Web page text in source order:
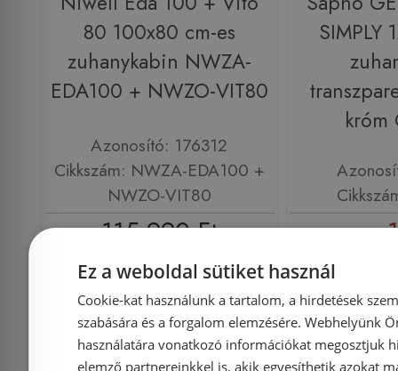
80 100x80 cm-es
zuhanykabin NWZA-
EDA100 + NWZO-VIT80
Azonosító: 176312
Cikkszám: NWZA-EDA100 +
NWZO-VIT80
115 990 Ft
Kosárba
SIMPLY
króm
185 000 Ft
-10%
Rendelésre Rendelésre
Ez a weboldal sütiket használ
Cookie-kat használunk a tartalom, a hirdetések
szabására és a forgalom elemzésére. Webhelyünk
használatára vonatkozó információkat megosztjuk
elemző partnereinkkel is, akik egyesíthetik azokat